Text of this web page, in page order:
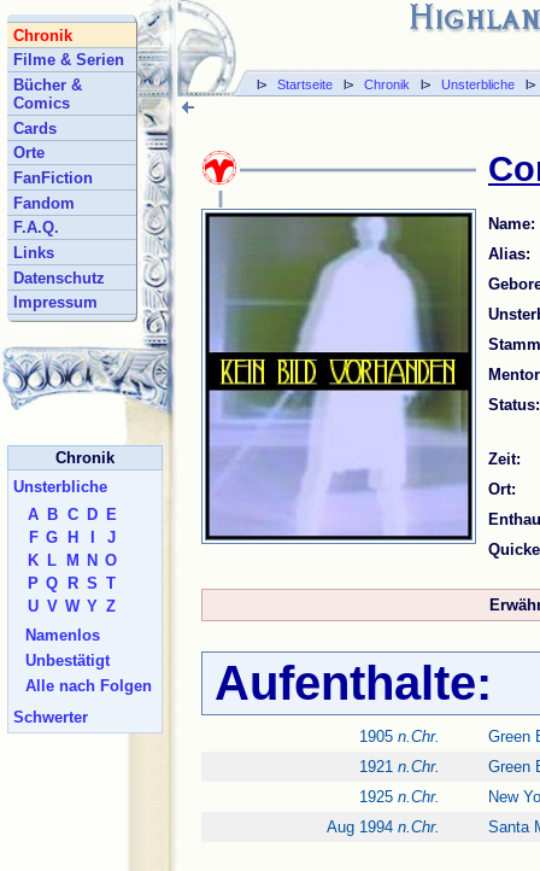
l> Startseite l> Chronik l> Unsterbliche
Name:
Alias:
Status:
Zeit:
Ort:
Aufenthalte:
1905 n.Chr.
Green
1921 n.Chr.
Green
1925 n.Chr.
New
Aug 1994 n.Chr. Santa
Chronik
Filme & Serien
Bücher &
Comics
Cards
Orte
FanFiction
Fandom
F.A.Q.
Links
Datenschutz
Impressum
Chronik
Unsterbliche
A B C D E
F G H
J
K L M N O
P Q R S T
U V W Y Z
Namenlos
Unbestätigt
Alle nach Folgen
Schwerter